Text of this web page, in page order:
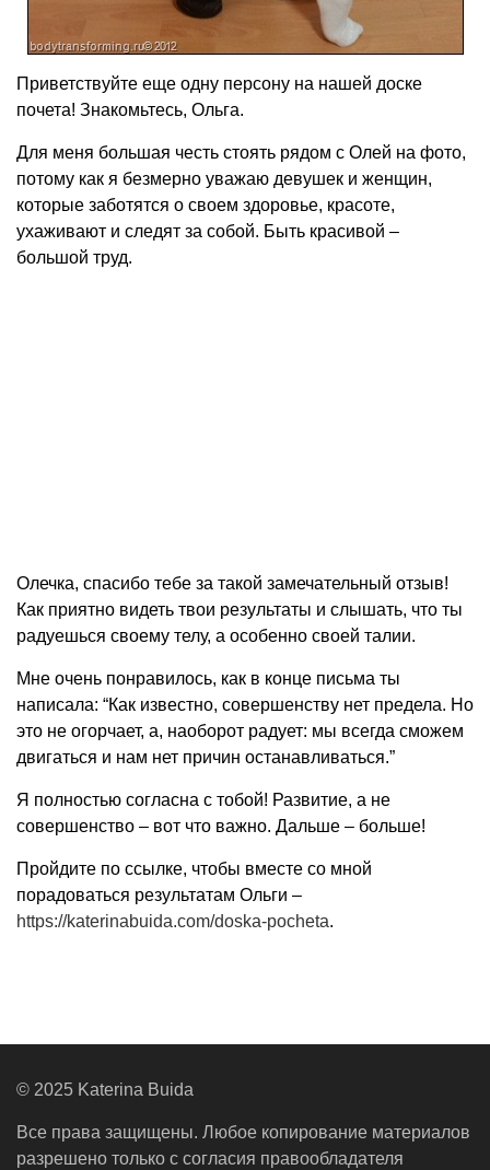
Приветствуйте еще одну персону на нашей доске
почета! Знакомьтесь, Ольга.
Для меня большая честь стоять рядом с Олей на фото,
потому как я безмерно уважаю девушек и женщин,
которые заботятся о своем здоровье, красоте,
ухаживают и следят за собой. Быть красивой –
большой труд.
Олечка, спасибо тебе за такой замечательный отзыв!
Как приятно видеть твои результаты и слышать, что ты
радуешься своему телу, а особенно своей талии.
Мне очень понравилось, как в конце письма ты
написала: “Как известно, совершенству нет предела. Но
это не огорчает, а, наоборот радует: мы всегда сможем
двигаться и нам нет причин останавливаться.”
Я полностью согласна с тобой! Развитие, а не
совершенство – вот что важно. Дальше – больше!
Пройдите по ссылке, чтобы вместе со мной
порадоваться результатам Ольги –
https://katerinabuida.com/doska-pocheta.
© 2025 Katerina Buida
Все права защищены. Любое копирование материалов
разрешено только с согласия правообладателя